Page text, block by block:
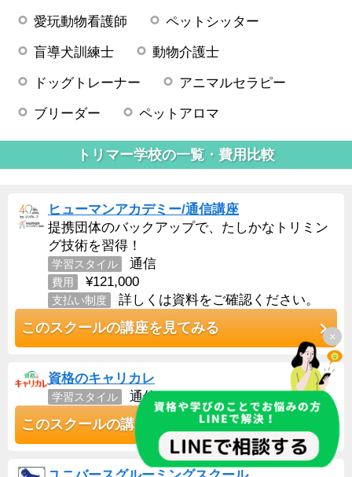
×
愛玩動物看護師 ペットシッター
盲導犬訓練士 動物介護士
ドッグトレーナー アニマルセラピー
ブリーダー ペットアロマ
トリマー学校の一覧・費用比較
ヒューマンアカデミー/通信講座
提携団体のバックアップで、たしかなトリミン
グ技術を習得！
学習スタイル 通信
費用 ¥121,000
支払い制度 詳しくは資料をご確認ください。
このスクールの講座を見てみる
資格のキャリカレ
学習スタイル 通信
このスクールの講座を見てみる